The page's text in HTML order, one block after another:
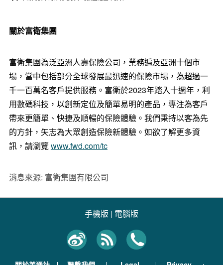
關於富衛集團
富衛集團為泛亞洲人壽保險公司，業務遍及亞洲十個市
場，當中包括部分全球發展最迅速的保險市場，為超過一
千一百萬名客戶提供服務。富衛於2023年踏入十週年，利
用數碼科技，以創新定位及簡單易明的產品，專注為客戶
帶來更簡單、快捷及順暢的保險體驗。我們秉持以客為先
的方針，矢志為大眾創造保險新體驗。如欲了解更多資
訊，請瀏覽www.fwd.com/tc
消息來源: 富衛集團有限公司
手機版 | 電腦版